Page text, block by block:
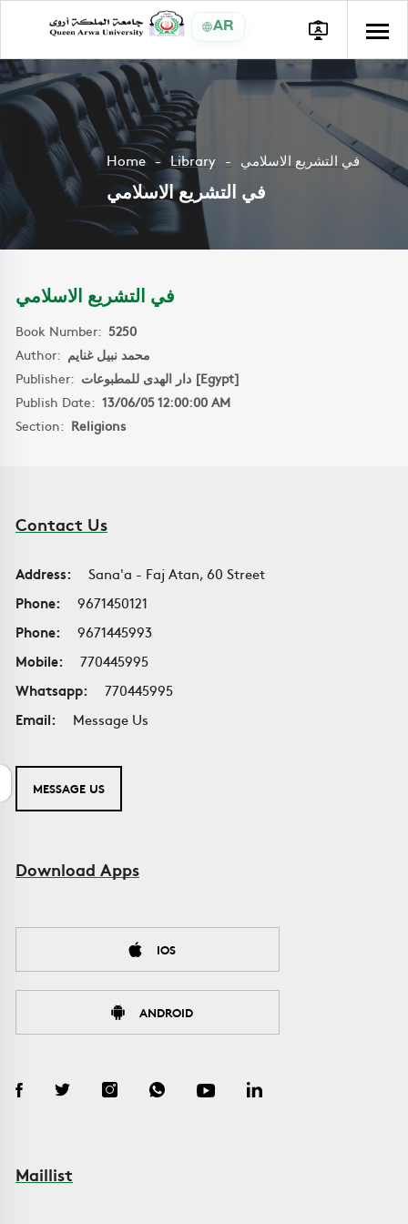
AR
Home Library في التشريع الاسلامي
في التشريع الاسلامي
في التشريع الاسلامي
Book Number: 5250
Author: محمد نبيل غنايم
Publisher:
دار الهدى للمطبوعات [Egypt]
Publish Date: 13/06/05 12:00:00 AM
Section: Religions
Contact Us
Address:
Sana'a - Faj Atan, 60 Street
Phone:
9671450121
Phone:
9671445993
Mobile:
770445995
Whatsapp:
770445995
Email:
Message Us
MESSAGE US
Download Apps
IOS
ANDROID
Maillist